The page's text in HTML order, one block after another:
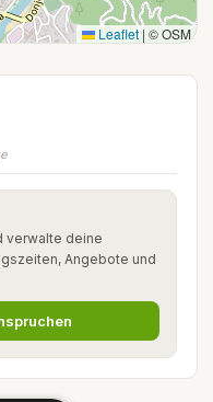
Leaflet | © OSM
verwalte deine
Angebote und